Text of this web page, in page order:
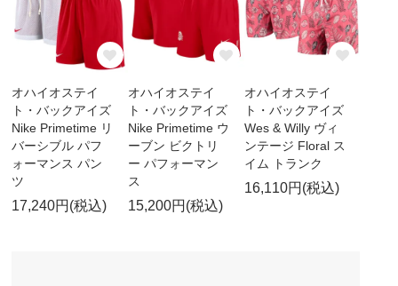
オハイオステイ
ト・バックアイズ
Nike Primetime リ
バーシブル パフ
ォーマンス パン
ツ
17,240円(税込)
オハイオステイ
ト・バックアイズ
Nike Primetime ウ
ーブン ビクトリ
ー パフォーマン
ス
15,200円(税込)
オハイオステイ
ト・バックアイズ
Wes & Willy ヴィ
ンテージ Floral ス
イム トランク
16,110円(税込)